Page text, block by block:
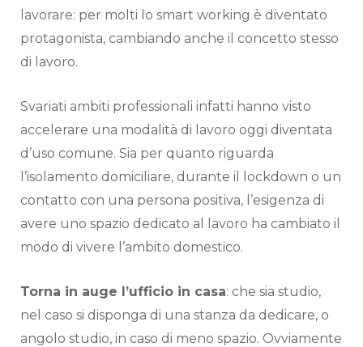
lavorare: per molti lo smart working è diventato
protagonista, cambiando anche il concetto stesso
di lavoro.
Svariati ambiti professionali infatti hanno visto
accelerare una modalità di lavoro oggi diventata
d’uso comune. Sia per quanto riguarda
l’isolamento domiciliare, durante il lockdown o un
contatto con una persona positiva, l’esigenza di
avere uno spazio dedicato al lavoro ha cambiato il
modo di vivere l’ambito domestico.
Torna in auge l’ufficio in casa: che sia studio,
nel caso si disponga di una stanza da dedicare, o
angolo studio, in caso di meno spazio. Ovviamente